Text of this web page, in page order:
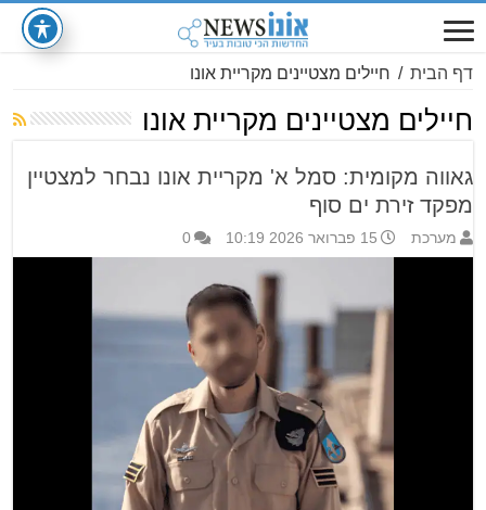
דף הבית / חיילים מצטיינים מקריית אונו
חיילים מצטיינים מקריית אונו
גאווה מקומית: סמל א' מקריית אונו נבחר למצטיין
מפקד זירת ים סוף
מערכת 15 פברואר 2026 10:19 0